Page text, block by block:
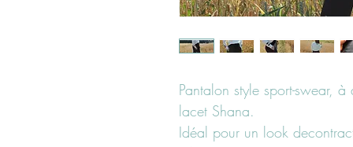
Pantalon style sport-swear,
lacet Shana.
Idéal pour un look